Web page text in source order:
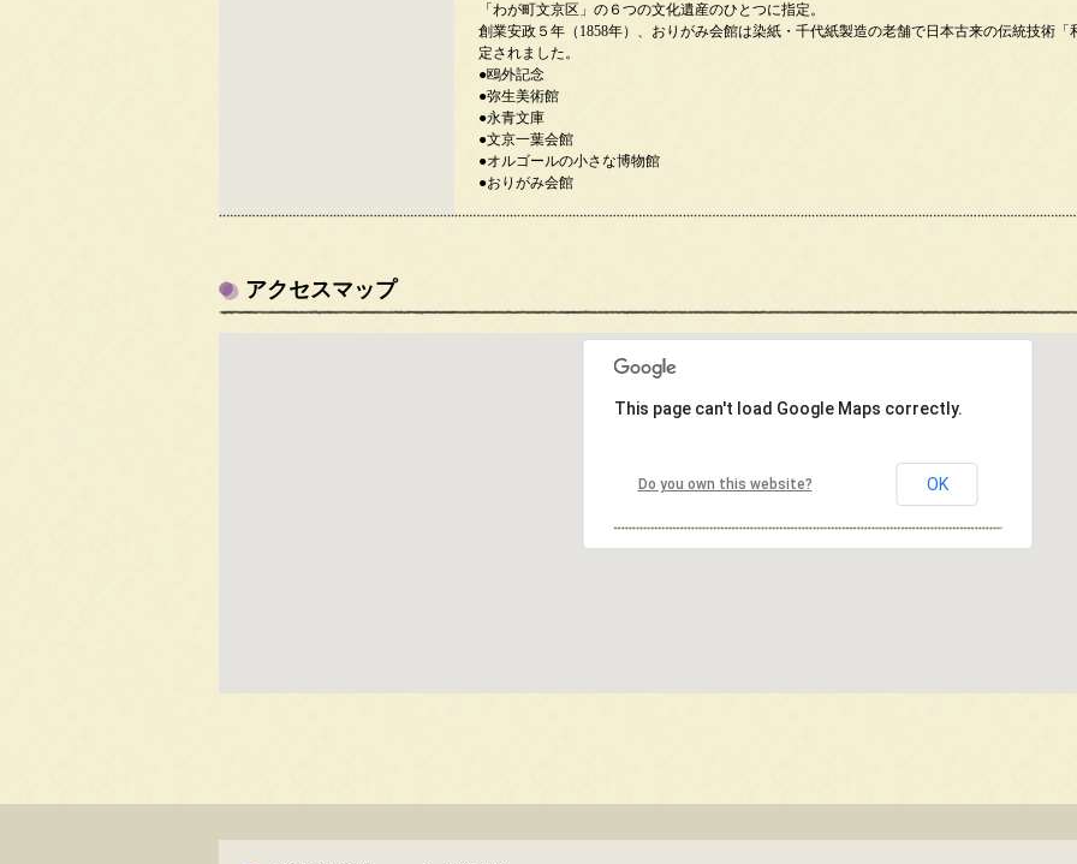
「わが町文京区」の６つの文化遺産のひとつに指定。
創業安政５年（1858年）、おりがみ会館は染紙・千代紙製造の老舗で日本古来の伝統技術
定されました。
●鴎外記念
●弥生美術館
●永青文庫
●文京一葉会館
●オルゴールの小さな博物館
●おりがみ会館
アクセスマップ
This page can't load Google Maps correctly.
Do you own this website? OK